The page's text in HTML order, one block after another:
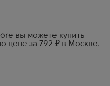
вы можете купить
цене за 792 ₽ в Москве.